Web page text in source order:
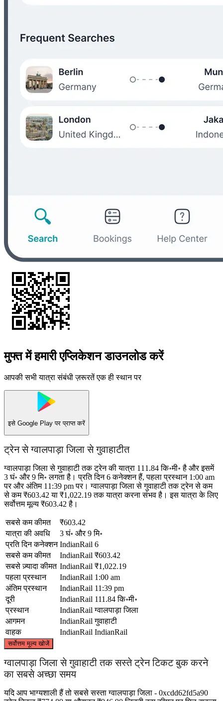
मुफ्त में हमारी एप्लिकेशन डाउनलोड करें
आपकी सभी यात्रा संबंधी ज़रूरतें एक ही स्थान पर
इसे Google Play पर प्राप्त करें
ट्रेन से ग्वालपाड़ा जिला से गुवाहाटीत
ग्वालपाड़ा जिला से गुवाहाटी तक ट्रेन की यात्रा 111.84 कि॰मी॰ है और इसमें
3 घं॰ और 9 मि॰ लगता है। प्रति दिन 6 कनेक्शन हैं, पहला प्रस्थान 1:00 am
पर और अंतिम 11:39 pm पर। ग्वालपाड़ा जिला से गुवाहाटी तक ट्रेन से कम
से कम ₹603.42 या ₹1,022.19 तक यात्रा करना संभव है। इस यात्रा के लिए
सर्वोत्तम मूल्य ₹603.42 है।
सबसे कम कीमत
₹603.42
यात्रा की अवधि
3 घं॰ और 9 मि॰
प्रति दिन कनेक्शन IndianRail 6
सबसे कम कीमत
IndianRail ₹603.42
सबसे ज़्यादा कीमत IndianRail ₹1,022.19
पहला प्रस्थान
IndianRail 1:00 am
अंतिम प्रस्थान
IndianRail 11:39 pm
दूरी
IndianRail 111.84 कि॰मी॰
प्रस्थान
IndianRail ग्वालपाड़ा जिला
आगमन
IndianRail गुवाहाटी
वाहक
IndianRail IndianRail
सर्वोत्तम मूल्य खोजें
©CARTO
ग्वालपाड़ा जिला से गुवाहाटी तक सस्ते ट्रेन टिकट बुक करने
का सबसे अच्छा समय
यदि आप भाग्यशाली हैं तो सबसे सस्ता ग्वालपाड़ा जिला - 0xcdd62fd5a90